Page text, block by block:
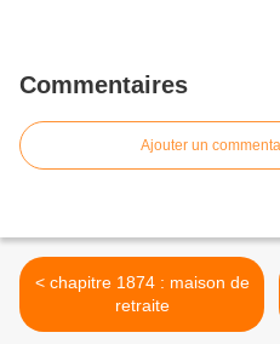
Commentaires
Ajouter un
< chapitre 1874 : maison de
retraite